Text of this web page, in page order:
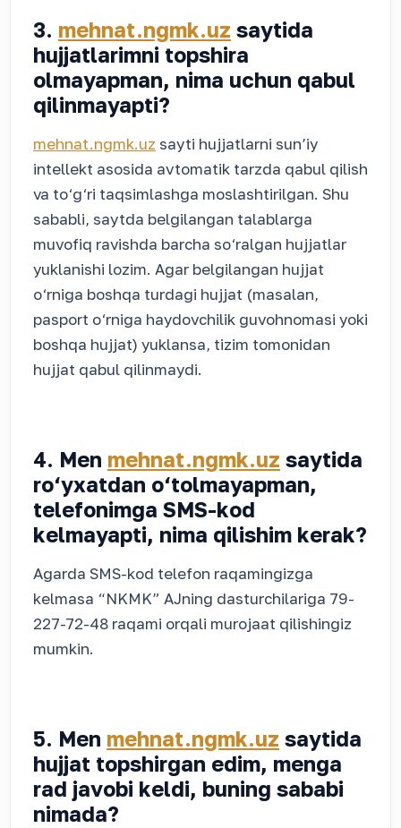
3. mehnat.ngmk.uz saytida
hujjatlarimni topshira
olmayapman, nima uchun qabul
qilinmayapti?
mehnat.ngmk.uz sayti hujjatlarni sun’iy
intellekt asosida avtomatik tarzda qabul qilish
va to‘g‘ri taqsimlashga moslashtirilgan. Shu
sababli, saytda belgilangan talablarga
muvofiq ravishda barcha so‘ralgan hujjatlar
yuklanishi lozim. Agar belgilangan hujjat
o‘rniga boshqa turdagi hujjat (masalan,
pasport o‘rniga haydovchilik guvohnomasi yoki
boshqa hujjat) yuklansa, tizim tomonidan
hujjat qabul qilinmaydi.
4. Men mehnat.ngmk.uz saytida
ro‘yxatdan o‘tolmayapman,
telefonimga SMS-kod
kelmayapti, nima qilishim kerak?
Agarda SMS-kod telefon raqamingizga
kelmasa “NKMK” AJning dasturchilariga 79-
227-72-48 raqami orqali murojaat qilishingiz
mumkin.
5. Men mehnat.ngmk.uz saytida
hujjat topshirgan edim, menga
rad javobi keldi, buning sababi
nimada?